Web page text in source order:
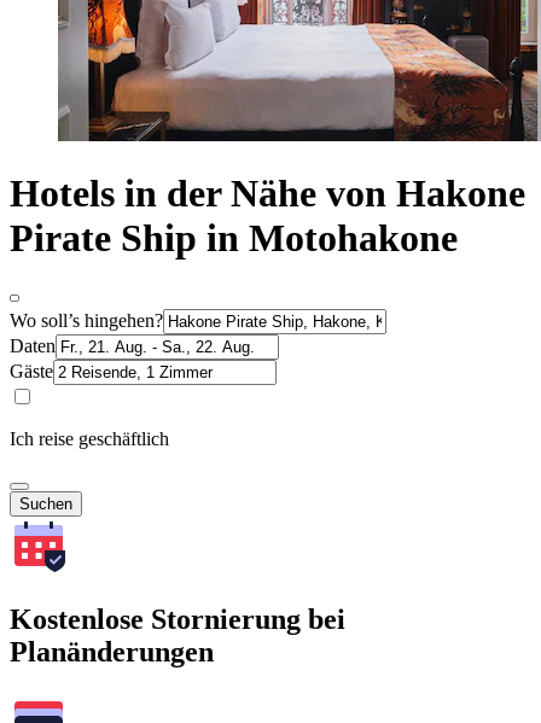
Hotels in der Nähe von Hakone
Pirate Ship in Motohakone
Wo soll’s hingehen?
Daten
Gäste
Ich reise geschäftlich
Suchen
Kostenlose Stornierung bei
Planänderungen